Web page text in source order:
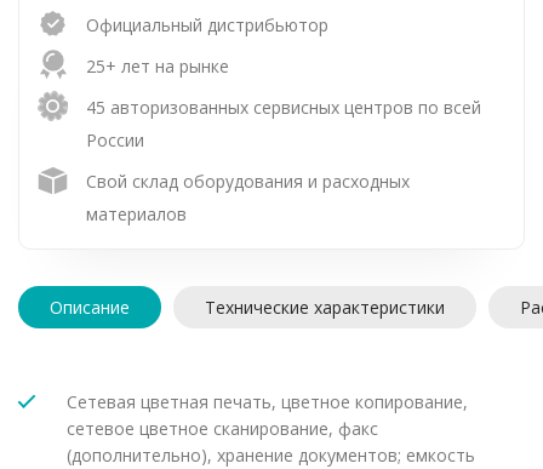
Официальный дистрибьютор
25+ лет на рынке
45 авторизованных сервисных центров по всей
России
Свой склад оборудования и расходных
материалов
Описание Технические характеристики
Сетевая цветная печать, цветное копирование,
сетевое цветное сканирование, факс
(дополнительно), хранение документов; емкость